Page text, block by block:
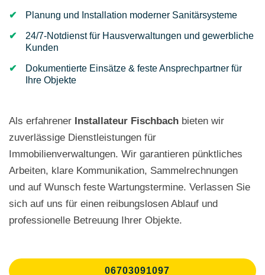
Planung und Installation moderner Sanitärsysteme
24/7-Notdienst für Hausverwaltungen und gewerbliche
Kunden
Dokumentierte Einsätze & feste Ansprechpartner für
Ihre Objekte
Als erfahrener Installateur Fischbach bieten wir
zuverlässige Dienstleistungen für
Immobilienverwaltungen. Wir garantieren pünktliches
Arbeiten, klare Kommunikation, Sammelrechnungen
und auf Wunsch feste Wartungstermine. Verlassen Sie
sich auf uns für einen reibungslosen Ablauf und
professionelle Betreuung Ihrer Objekte.
06703091097